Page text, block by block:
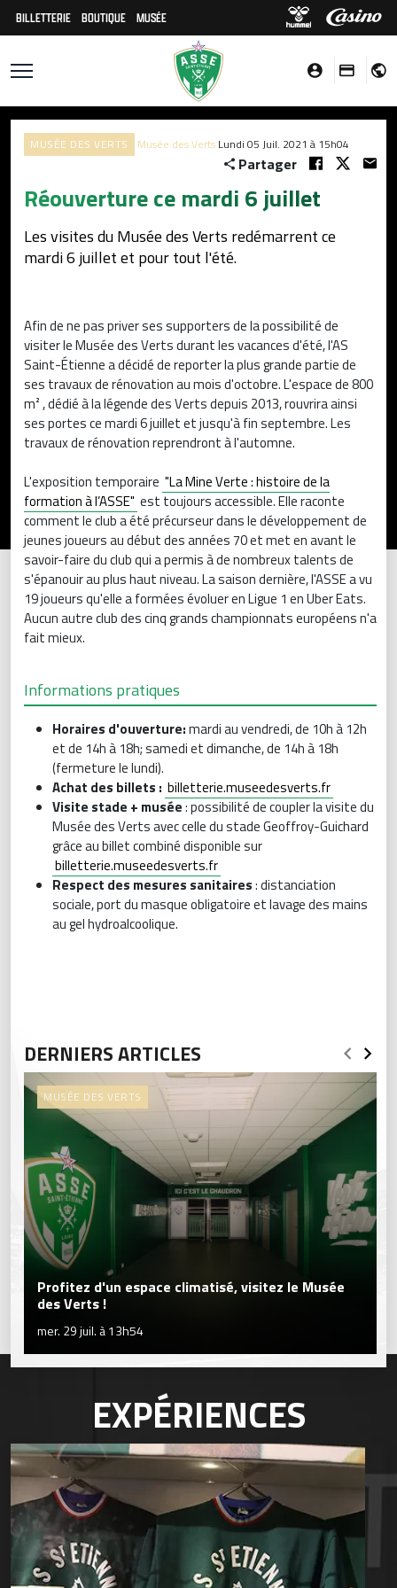
BILLETTERIE BOUTIQUE MUSÉE
MUSÉE DES VERTS Musée des Verts Lundi 05 Juil. 2021 à 15h04
Partager
Réouverture ce mardi 6 juillet
Les visites du Musée des Verts redémarrent ce
mardi 6 juillet et pour tout l'été.
Afin de ne pas priver ses supporters de la possibilité de
visiter le Musée des Verts durant les vacances d'été, l'AS
Saint-Étienne a décidé de reporter la plus grande partie de
ses travaux de rénovation au mois d'octobre. L'espace de 800
m² , dédié à la légende des Verts depuis 2013, rouvrira ainsi
ses portes ce mardi 6 juillet et jusqu'à fin septembre. Les
travaux de rénovation reprendront à l'automne.
L'exposition temporaire "La Mine Verte : histoire de la
formation à l’ASSE" est toujours accessible. Elle raconte
comment le club a été précurseur dans le développement de
jeunes joueurs au début des années 70 et met en avant le
savoir-faire du club qui a permis à de nombreux talents de
s'épanouir au plus haut niveau. La saison dernière, l'ASSE a vu
19 joueurs qu'elle a formées évoluer en Ligue 1 en Uber Eats.
Aucun autre club des cinq grands championnats européens n'a
fait mieux.
Informations pratiques
Horaires d'ouverture:mardi au vendredi, de 10h à 12h
et de 14h à 18h; samedi et dimanche, de 14h à 18h
(fermeture le lundi).
Achat des billets : billetterie.museedesverts.fr
Visite stade + musée: possibilité de coupler la visite du
Musée des Verts avec celle du stade Geoffroy-Guichard
grâce au billet combiné disponible sur
billetterie.museedesverts.fr
Respect des mesures sanitaires: distanciation
sociale, port du masque obligatoire et lavage des mains
au gel hydroalcoolique.
DERNIERS ARTICLES
MUSÉE DES VERTS
Profitez d'un espace climatisé, visitez le Musée
des Verts !
mer. 29 juil. à 13h54
EXPÉRIENCES